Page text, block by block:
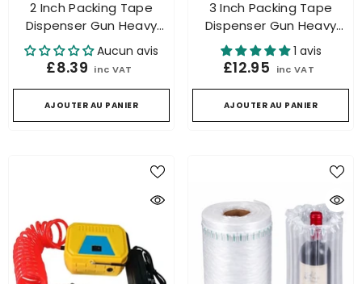
2 Inch Packing Tape
Dispenser Gun Heavy
Duty Fits 48mm & 50mm
Parcel Tape Blue
Aucun avis
£8.39 inc VAT
AJOUTER AU PANIER
3 Inch Packing Tape
Dispenser Gun Heavy
Duty Fits 2 & 3 Inch
Parcel Tape Blue
1 avis
£12.95 inc VAT
AJOUTER AU PANIER